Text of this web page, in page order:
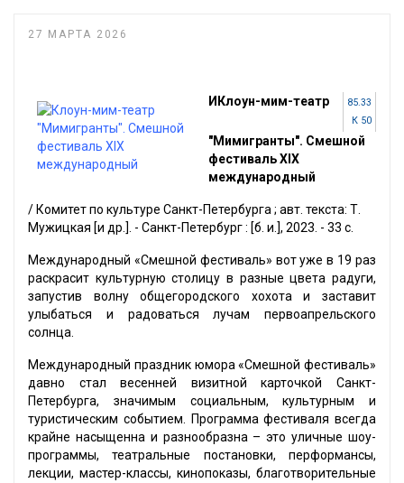
27 МАРТА 2026
85.33
К 50
ИКлоун-мим-театр
"Мимигранты". Смешной
фестиваль XIX
международный
/ Комитет по культуре Санкт-Петербурга ; авт. текста: Т.
Мужицкая [и др.]. - Санкт-Петербург : [б. и.], 2023. - 33 с.
Международный «Смешной фестиваль» вот уже в 19 раз
раскрасит культурную столицу в разные цвета радуги,
запустив волну общегородского хохота и заставит
улыбаться и радоваться лучам первоапрельского
солнца.
Международный праздник юмора «Смешной фестиваль»
давно стал весенней визитной карточкой Санкт-
Петербурга, значимым социальным, культурным и
туристическим событием. Программа фестиваля всегда
крайне насыщенна и разнообразна – это уличные шоу-
программы, театральные постановки, перформансы,
лекции, мастер-классы, кинопоказы, благотворительные